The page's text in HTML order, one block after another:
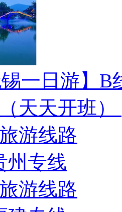
锡一日游】
天天开班）
游线路
州专线
游线路